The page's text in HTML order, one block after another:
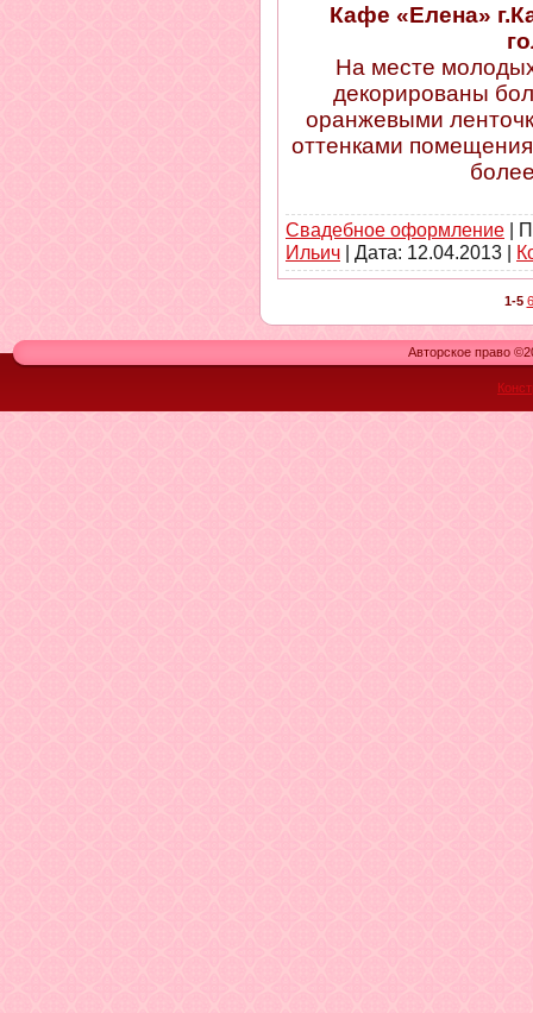
Кафе «Елена»
На месте
декорированы
оранжевыми
оттенками
Свадебное оформление |
Ильич | Дата: 12.04.2013 |
1-5
Авторское право